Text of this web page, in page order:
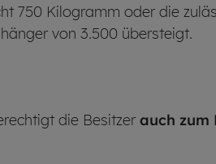
750 Kilogramm oder die
von 3.500 übersteigt.
die Besitzer auch zum